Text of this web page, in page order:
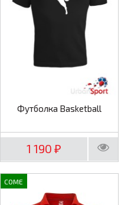
Футболка Basketball
1 190 ₽
COME